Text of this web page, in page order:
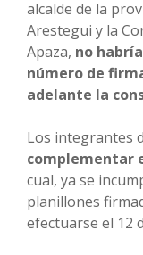
alcalde de la
Arestegui y la
Apaza, no
número de
adelante la
Los integrantes
complementar
cual, ya se
planillones
efectuarse el 12